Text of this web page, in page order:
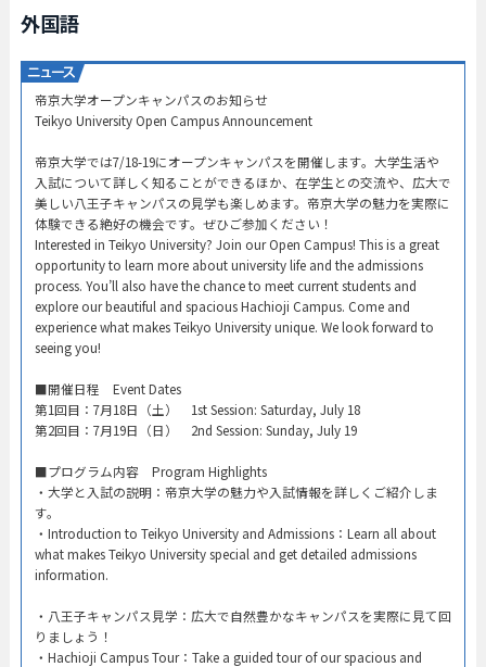
外国語
帝京大学オープンキャンパスのお知らせ​
Teikyo University Open Campus Announcement​
帝京大学では7/18-19にオープンキャンパスを開催します。大学生活や
入試について詳しく知ることができるほか、在学生との交流や、広大で
美しい八王子キャンパスの見学も楽しめます。帝京大学の魅力を実際に
体験できる絶好の機会です。ぜひご参加ください！
Interested in Teikyo University? Join our Open Campus! This is a great
opportunity to learn more about university life and the admissions
process. You’ll also have the chance to meet current students and
explore our beautiful and spacious Hachioji Campus. Come and
experience what makes Teikyo University unique. We look forward to
seeing you!
​■開催日程 Event Dates​
第1回目：7月18日（土） 1st Session: Saturday, July 18​
第2回目：7月19日（日） 2nd Session: Sunday, July 19​
■プログラム内容 Program Highlights​
・大学と入試の説明：帝京大学の魅力や入試情報を詳しくご紹介しま
す。​
・Introduction to Teikyo University and Admissions：Learn all about
what makes Teikyo University special and get detailed admissions
information.​
・八王子キャンパス見学：広大で自然豊かなキャンパスを実際に見て回
りましょう！​
・Hachioji Campus Tour：Take a guided tour of our spacious and